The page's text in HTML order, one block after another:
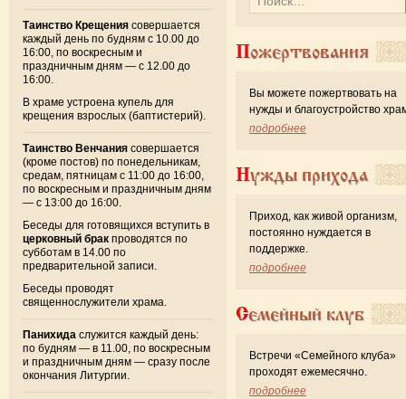
Таинство Крещения совершается
каждый день по будням с 10.00 до
16:00, по воскресным и
праздничным дням — с 12.00 до
16:00.
В храме устроена купель для
крещения взрослых (баптистерий).
Таинство Венчания совершается
(кроме постов) по понедельникам,
средам, пятницам с 11:00 до 16:00,
по воскресным и праздничным дням
— с 13:00 до 16:00.
Беседы для готовящихся вступить в
церковный брак проводятся по
субботам в 14.00 по
предварительной записи.
Беседы проводят
священнослужители храма.
Панихида служится каждый день:
по будням — в 11.00, по воскресным
и праздничным дням — сразу после
окончания Литургии.
Пожертвования
Вы можете пожертвовать на
нужды и благоустройство
подробнее
Нужды прихода
Приход, как живой организм,
постоянно нуждается в
поддержке.
подробнее
Семейный клуб
Встречи «Семейного клуба»
проходят ежемесячно.
подробнее